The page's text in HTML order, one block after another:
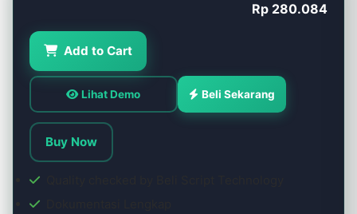
Rp 280.084
Add to Cart
Lihat Demo Beli Sekarang
Buy Now